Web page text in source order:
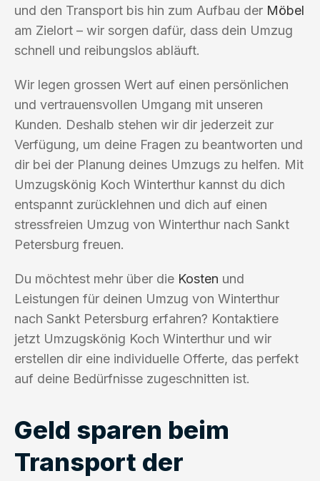
und den Transport bis hin zum Aufbau der Möbel
am Zielort – wir sorgen dafür, dass dein Umzug
schnell und reibungslos abläuft.
Wir legen grossen Wert auf einen persönlichen
und vertrauensvollen Umgang mit unseren
Kunden. Deshalb stehen wir dir jederzeit zur
Verfügung, um deine Fragen zu beantworten und
dir bei der Planung deines Umzugs zu helfen. Mit
Umzugskönig Koch Winterthur kannst du dich
entspannt zurücklehnen und dich auf einen
stressfreien Umzug von Winterthur nach Sankt
Petersburg freuen.
Du möchtest mehr über die Kosten und
Leistungen für deinen Umzug von Winterthur
nach Sankt Petersburg erfahren? Kontaktiere
jetzt Umzugskönig Koch Winterthur und wir
erstellen dir eine individuelle Offerte, das perfekt
auf deine Bedürfnisse zugeschnitten ist.
Geld sparen beim
Transport der